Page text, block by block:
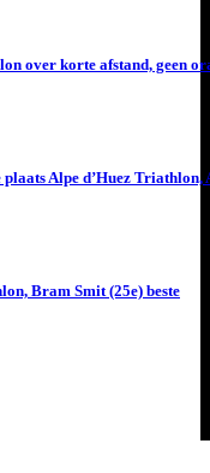
over korte afstand, geen
Alpe d’Huez Triathlon,
Bram Smit (25e) beste